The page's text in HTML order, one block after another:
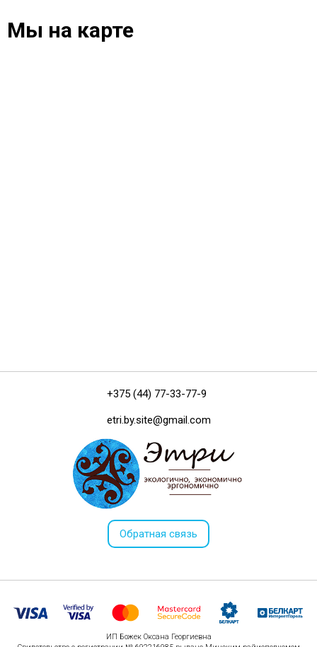
Мы на карте
+375 (44) 77-33-77-9
etri.by.site@gmail.com
Обратная связь
ИП Божек Оксана Георгиевна